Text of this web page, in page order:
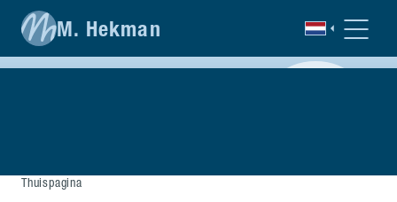
M. Hekman
Thuispagina